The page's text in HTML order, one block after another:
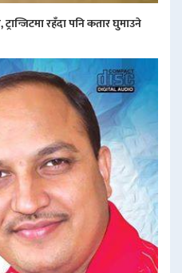
रहँदा पनि कतार घुमाउने